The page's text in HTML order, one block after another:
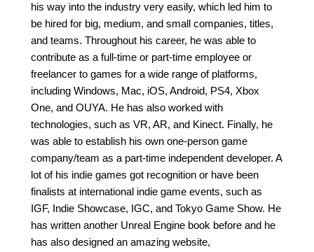
his way into the industry very easily, which led him to
be hired for big, medium, and small companies, titles,
and teams. Throughout his career, he was able to
contribute as a full-time or part-time employee or
freelancer to games for a wide range of platforms,
including Windows, Mac, iOS, Android, PS4, Xbox
One, and OUYA. He has also worked with
technologies, such as VR, AR, and Kinect. Finally, he
was able to establish his own one-person game
company/team as a part-time independent developer. A
lot of his indie games got recognition or have been
finalists at international indie game events, such as
IGF, Indie Showcase, IGC, and Tokyo Game Show. He
has written another Unreal Engine book before and he
has also designed an amazing website,